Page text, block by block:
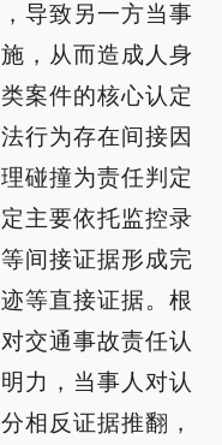
导致另一方当事
，从而造成人身
案件的核心认定
行为存在间接因
碰撞为责任判定
主要依托监控录
间接证据形成完
等直接证据。根
交通事故责任认
力，当事人对认
相反证据推翻，